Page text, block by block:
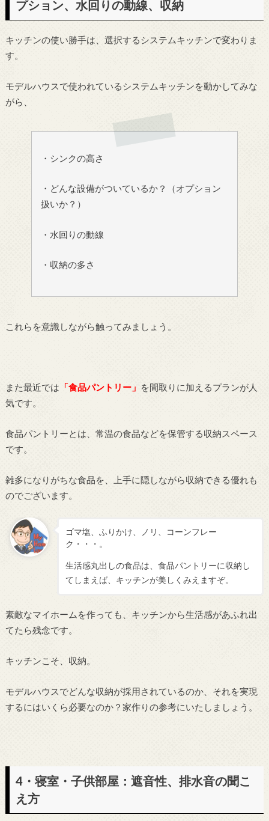
プション、水回りの動線、収納
キッチンの使い勝手は、選択するシステムキッチンで変わりま
す。
モデルハウスで使われているシステムキッチンを動かしてみな
がら、
・シンクの高さ
・どんな設備がついているか？（オプション
扱いか？）
・水回りの動線
・収納の多さ
これらを意識しながら触ってみましょう。
また最近では 「食品パントリー」 を間取りに加えるプランが人
気です。
食品パントリーとは、常温の食品などを保管する収納スペース
です。
雑多になりがちな食品を、上手に隠しながら収納できる優れも
のでございます。
ゴマ塩、ふりかけ、ノリ、コーンフレー
ク・・・。
生活感丸出しの食品は、食品パントリーに収納し
てしまえば、キッチンが美しくみえますぞ。
素敵なマイホームを作っても、キッチンから生活感があふれ出
てたら残念です。
キッチンこそ、収納。
モデルハウスでどんな収納が採用されているのか、それを実現
するにはいくら必要なのか？家作りの参考にいたしましょう。
4・寝室・子供部屋：遮音性、排水音の聞こ
え方